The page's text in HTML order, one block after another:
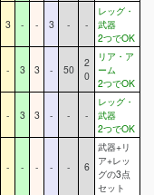
3 - - 3 - -
レッグ・
武器
2つでOK
- 3 3 - 50
2
0
リア・ア
ーム
2つでOK
- 3 3 - - -
レッグ・
武器
2つでOK
- - - - - 6
武器+リ
ア+レッ
グの3点
セット